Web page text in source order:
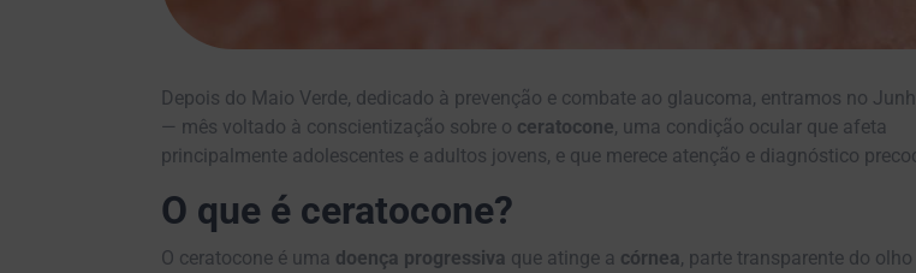
Depois do Maio Verde, dedicado à prevenção e combate ao glaucoma, entramos no
— mês voltado à conscientização sobre o ceratocone, uma condição ocular que afeta
principalmente adolescentes e adultos jovens, e que merece atenção e diagnóstico
O que é ceratocone?
O ceratocone é uma doença progressiva que atinge a córnea, parte transparente do olho